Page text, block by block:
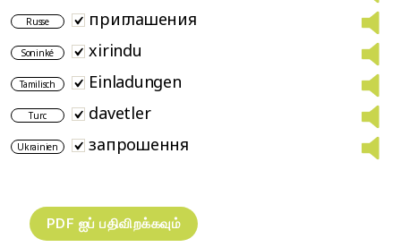
Russe приглашения
Soninké xirindu
Tamilisch Einladungen
Turc davetler
Ukrainien запрошення